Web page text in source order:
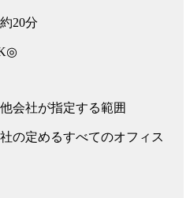
20分
会社が指定する範囲
の定めるすべてのオフィス